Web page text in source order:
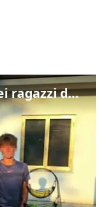
Caso Pradamano, parla uno dei ragazzi denunciati per la limonata: "Volevo anche aiutare i miei"